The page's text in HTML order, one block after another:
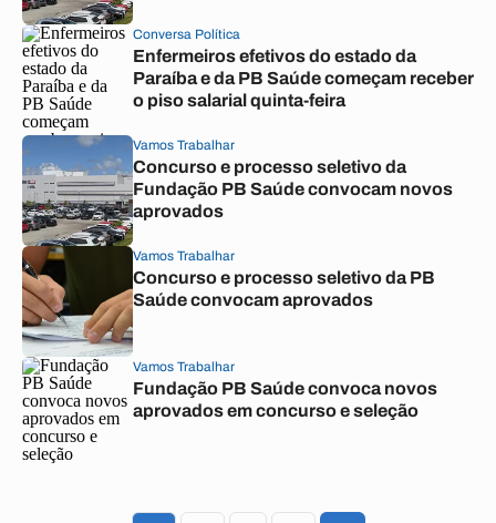
Conversa Política
Enfermeiros efetivos do estado da
Paraíba e da PB Saúde começam receber
o piso salarial quinta-feira
Vamos Trabalhar
Concurso e processo seletivo da
Fundação PB Saúde convocam novos
aprovados
Vamos Trabalhar
Concurso e processo seletivo da PB
Saúde convocam aprovados
Vamos Trabalhar
Fundação PB Saúde convoca novos
aprovados em concurso e seleção